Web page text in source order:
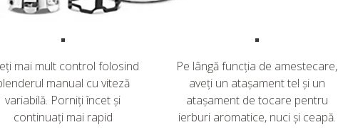
mai mult control folosind
manual cu viteză
variabilă. Porniți încet și
continuați mai rapid
Pe lângă funcția de amestecare,
aveți un atașament tel și un
atașament de tocare pentru
ierburi aromatice, nuci și ceapă.